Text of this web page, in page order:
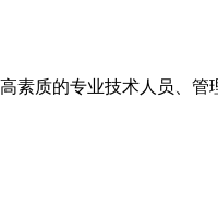
素质的专业技术人员、管